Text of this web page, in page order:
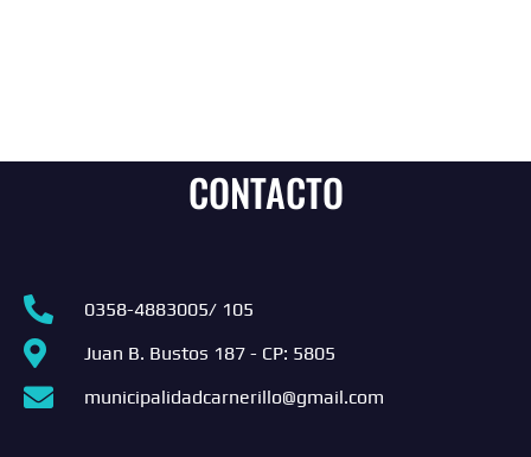
CONTACTO
0358-4883005/ 105
Juan B. Bustos 187 - CP: 5805
municipalidadcarnerillo@gmail.com